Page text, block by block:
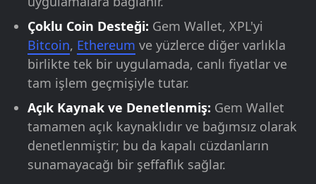
Çoklu Coin Desteği: Gem Wallet, XPL'yi
Bitcoin, Ethereum ve yüzlerce diğer varlıkla
birlikte tek bir uygulamada, canlı fiyatlar ve
tam işlem geçmişiyle tutar.
Açık Kaynak ve Denetlenmiş: Gem Wallet
tamamen açık kaynaklıdır ve bağımsız olarak
denetlenmiştir; bu da kapalı cüzdanların
sunamayacağı bir şeffaflık sağlar.